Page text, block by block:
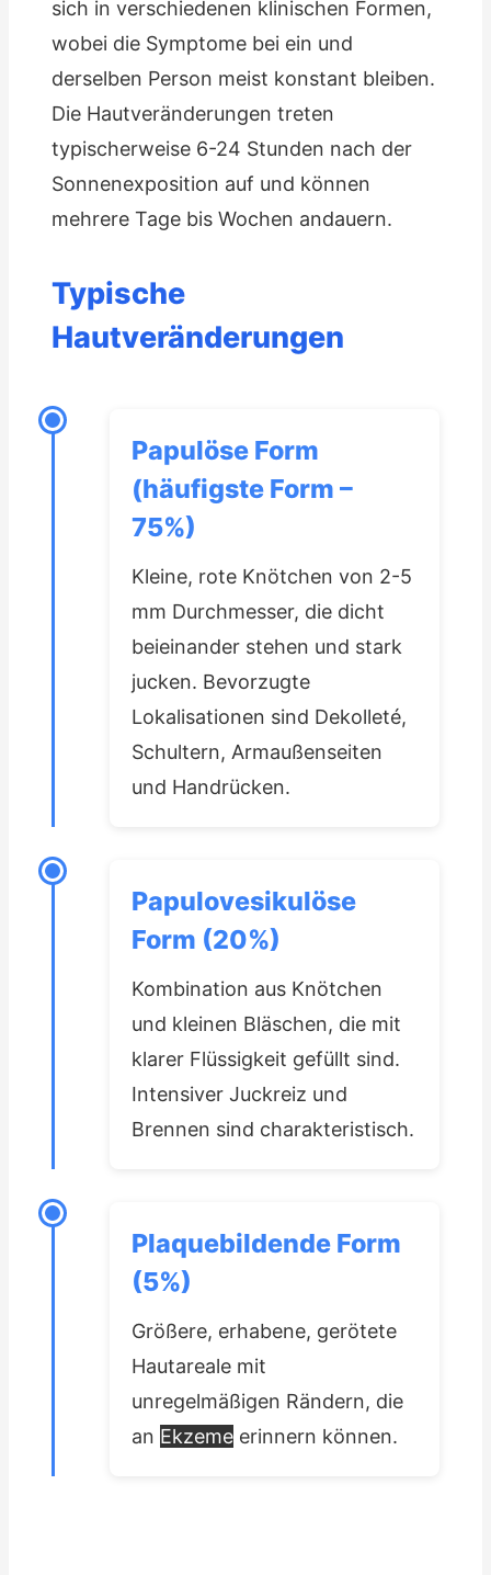
sich in verschiedenen klinischen Formen,
wobei die Symptome bei ein und
derselben Person meist konstant bleiben.
Die Hautveränderungen treten
typischerweise 6-24 Stunden nach der
Sonnenexposition auf und können
mehrere Tage bis Wochen andauern.
Typische
Hautveränderungen
Papulöse Form
(häufigste Form –
75%)
Kleine, rote Knötchen von 2-5
mm Durchmesser, die dicht
beieinander stehen und stark
jucken. Bevorzugte
Lokalisationen sind Dekolleté,
Schultern, Armaußenseiten
und Handrücken.
Papulovesikulöse
Form (20%)
Kombination aus Knötchen
und kleinen Bläschen, die mit
klarer Flüssigkeit gefüllt sind.
Intensiver Juckreiz und
Brennen sind charakteristisch.
Plaquebildende Form
(5%)
Größere, erhabene, gerötete
Hautareale mit
unregelmäßigen Rändern, die
an Ekzeme erinnern können.